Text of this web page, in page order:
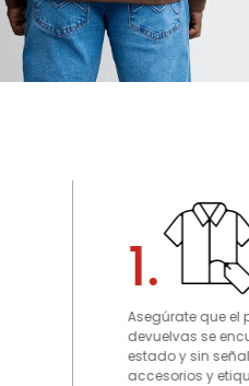
1.
Asegúrate que el
devuelvas se
estado y sin
accesorios y